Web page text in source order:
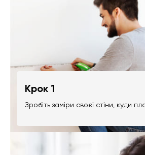
Крок 1
Зробіть заміри своєї стіни, куди